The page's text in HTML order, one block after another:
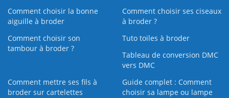
Comment choisir la bonne
aiguille à broder
Comment choisir ses ciseaux
à broder ?
Comment choisir son
tambour à broder ?
Tuto toiles à broder
Tableau de conversion DMC
vers DMC
Comment mettre ses fils à
broder sur cartelettes
Guide complet : Comment
choisir sa lampe ou lampe